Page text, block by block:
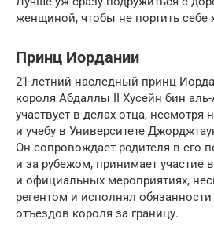
женщиной, чтобы не портить себе
Принц Иордании
21-летний наследный принц
короля Абдаллы II Хусейн бин
участвует в делах отца,
и учебу в Университете
Он сопровождает родителя в его
и за рубежом, принимает участие
и официальных мероприятиях,
регентом и исполнял
отъездов короля за границу.